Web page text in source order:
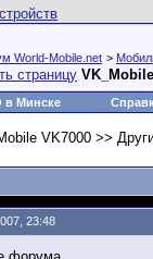
World-Mobile.net >
в Минске
VK7000 >>
23:48